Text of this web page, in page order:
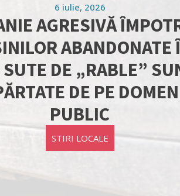
6 iulie, 2026
AGRESIVĂ
ABANDONATE
DE „RABLE”
DE PE
PUBLIC
STIRI LOCALE